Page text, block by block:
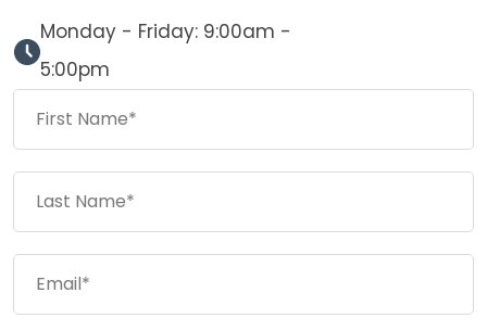
Monday - Friday: 9:00am -
5:00pm